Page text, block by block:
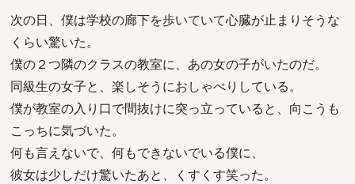
次の日、僕は学校の廊下を歩いていて心臓が止まりそうな
くらい驚いた。
僕の２つ隣のクラスの教室に、あの女の子がいたのだ。
同級生の女子と、楽しそうにおしゃべりしている。
僕が教室の入り口で間抜けに突っ立っていると、向こうも
こっちに気づいた。
何も言えないで、何もできないでいる僕に、
彼女は少しだけ驚いたあと、くすくす笑った。